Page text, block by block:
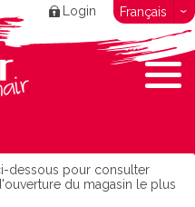
Login Français
dessous pour consulter
du magasin le plus